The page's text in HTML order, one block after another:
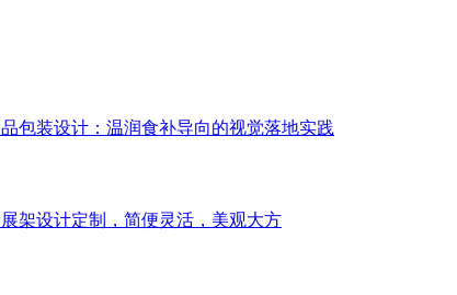
包装设计：温润食补导向的视觉落地实践
架设计定制，简便灵活，美观大方